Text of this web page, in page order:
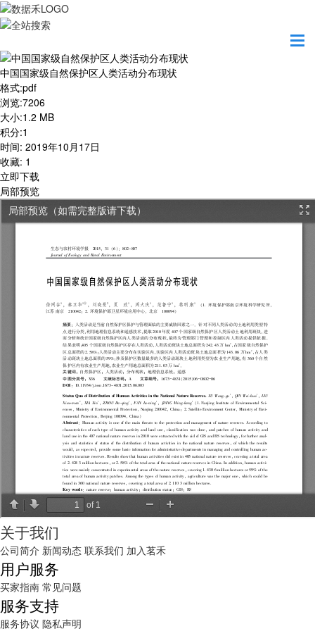
中国国家级自然保护区人类活动分布现状
格式:pdf
浏览:7206
大小:1.2 MB
积分:1
时间: 2019年10月17日
收藏: 1
立即下载
局部预览
关于我们
公司简介 新闻动态 联系我们 加入茗禾
用户服务
买家指南 常见问题
服务支持
服务协议 隐私声明